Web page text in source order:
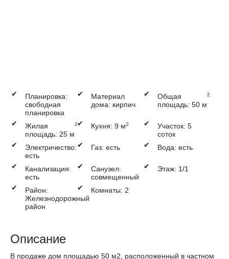
✔
Планировка:
свободная
планировка
✔
Материал
дома: кирпич
✔
Общая
площадь: 50 м
2
✔
Жилая
площадь: 25 м
2✔ Кухня: 9 м2 ✔
Участок: 5
соток
✔
Электричество:
есть
✔ Газ: есть ✔ Вода: есть
✔
Канализация:
есть
✔
Санузел:
совмещенный
✔ Этаж: 1/1
✔
Район:
Железнодорожный
район
✔ Комнаты: 2
Описание
В продаже дом площадью 50 м2, расположенный в частном